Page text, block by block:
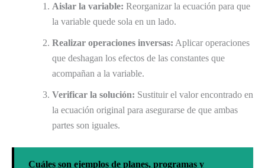
Aislar la variable: Reorganizar la ecuación para que
la variable quede sola en un lado.
Realizar operaciones inversas: Aplicar operaciones
que deshagan los efectos de las constantes que
acompañan a la variable.
Verificar la solución: Sustituir el valor encontrado en
la ecuación original para asegurarse de que ambas
partes son iguales.
Cuáles son ejemplos de planes, programas y